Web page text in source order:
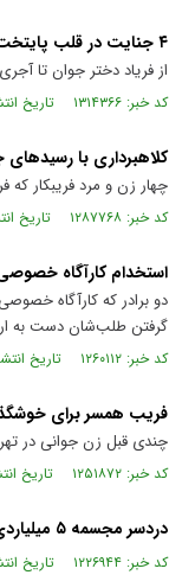
۴ جنایت در قلب پایتخت
از فریاد دختر جوان تا
کد خبر: ۱۳۱۴۳۶۶ تاریخ انتشار : ۱۴۰۴/۰۶/۰۲
کلاهبرداری با
چهار زن و مرد فریبکار که
کد خبر: ۱۲۸۷۷۶۸ تاریخ انتشار : ۱۴۰۳/۱۲/۲۴
استخدام کارآگاه خصوصی قلابی برای اخاذی
گرفتن طلب‌شان دست به
کد خبر: ۱۲۶۰۱۱۲ تاریخ انتشار : ۱۴۰۳/۰۸/۰۵
فریب همسر برای
چندی قبل زن جوانی در
کد خبر: ۱۲۵۱۸۷۲ تاریخ انتشار : ۱۴۰۳/۰۶/۲۷
دردسر مجسمه ۵ میلیاردی «هیچ»
کد خبر: ۱۲۲۶۹۴۴ تاریخ انتشار : ۱۴۰۳/۰۲/۱۱